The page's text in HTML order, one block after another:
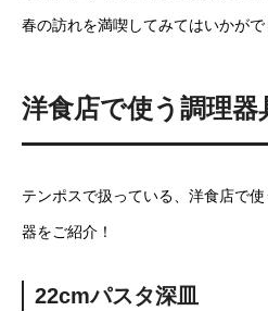
春の訪れを満喫してみてはいかがで
洋食店で使う調理器
テンポスで扱っている、洋食店で
器をご紹介！
22cmパスタ深皿